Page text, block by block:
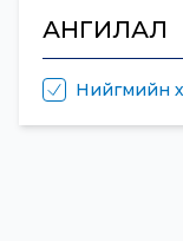
АНГИЛАЛ
Нийгмийн